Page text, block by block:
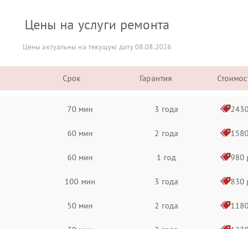
Цены на услуги ремонта
Цены актуальны на текущую дату 08.08.2026
Срок Гарантия
70 мин 3 года
60 мин 2 года
60 мин 1 год 980
100 мин 3 года 830
50 мин 2 года